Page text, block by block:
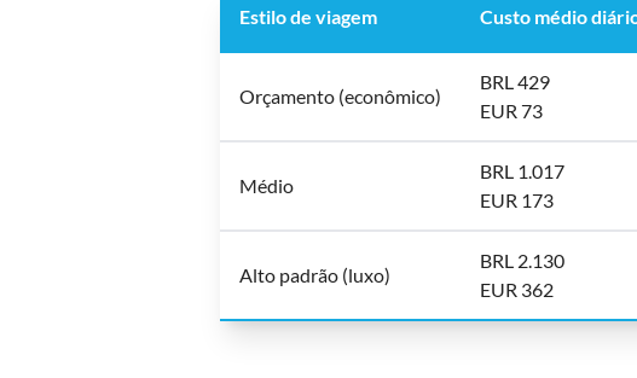
Estilo de viagem Custo médio
Orçamento (econômico)
BRL 429
EUR 73
Médio
BRL 1.017
EUR 173
Alto padrão (luxo)
BRL 2.130
EUR 362